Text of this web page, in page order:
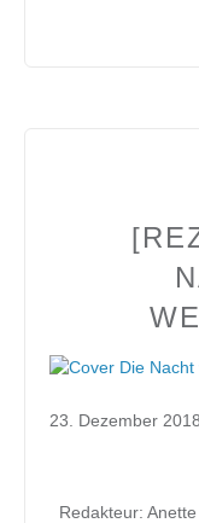
23. Dezember 2018
Redakteur: